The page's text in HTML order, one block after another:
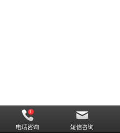
电话咨询 短信咨询